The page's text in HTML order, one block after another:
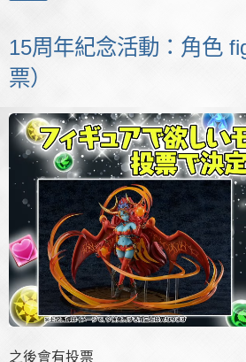
15周年紀念活動：角色
票）
之後會有投票